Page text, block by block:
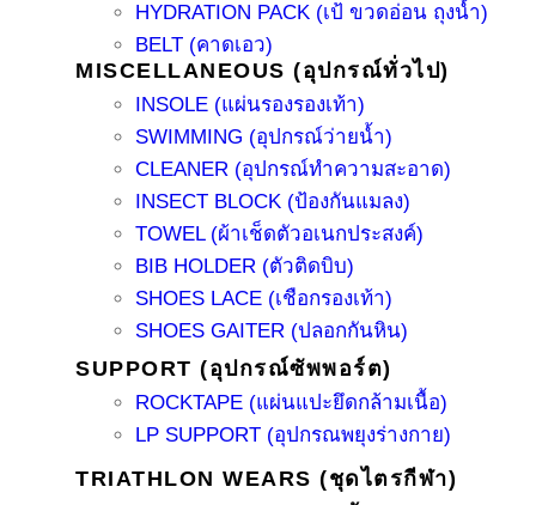
HYDRATION PACK (เป้ ขวดอ่อน ถุงน้ำ)
BELT (คาดเอว)
MISCELLANEOUS (อุปกรณ์ทั่วไป)
INSOLE (แผ่นรองรองเท้า)
SWIMMING (อุปกรณ์ว่ายน้ำ)
CLEANER (อุปกรณ์ทำความสะอาด)
INSECT BLOCK (ป้องกันแมลง)
TOWEL (ผ้าเช็ดตัวอเนกประสงค์)
BIB HOLDER (ตัวติดบิบ)
SHOES LACE (เชือกรองเท้า)
SHOES GAITER (ปลอกกันหิน)
SUPPORT (อุปกรณ์ซัพพอร์ต)
ROCKTAPE (แผ่นแปะยึดกล้ามเนื้อ)
LP SUPPORT (อุปกรณพยุงร่างกาย)
TRIATHLON WEARS (ชุดไตรกีฬา)